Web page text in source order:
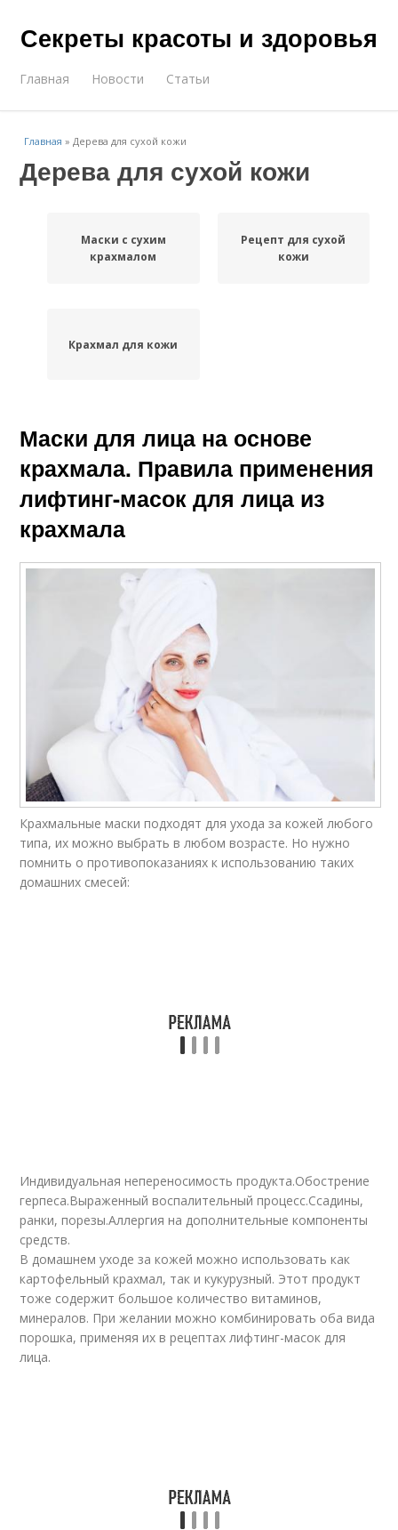
Секреты красоты и здоровья
Главная Новости Статьи
Главная »Дерева для сухой кожи
Дерева для сухой кожи
Маски с сухим
крахмалом
Рецепт для сухой
кожи
Крахмал для кожи
Маски для лица на основе
крахмала. Правила применения
лифтинг-масок для лица из
крахмала
Крахмальные маски подходят для ухода за кожей любого
типа, их можно выбрать в любом возрасте. Но нужно
помнить о противопоказаниях к использованию таких
домашних смесей:
Индивидуальная непереносимость продукта.Обострение
герпеса.Выраженный воспалительный процесс.Ссадины,
ранки, порезы.Аллергия на дополнительные компоненты
средств.
В домашнем уходе за кожей можно использовать как
картофельный крахмал, так и кукурузный. Этот продукт
тоже содержит большое количество витаминов,
минералов. При желании можно комбинировать оба вида
порошка, применяя их в рецептах лифтинг-масок для
лица.